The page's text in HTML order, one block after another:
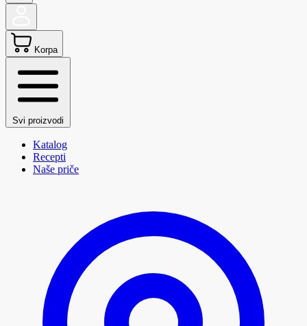
Korpa
Svi proizvodi
Katalog
Recepti
Naše priče